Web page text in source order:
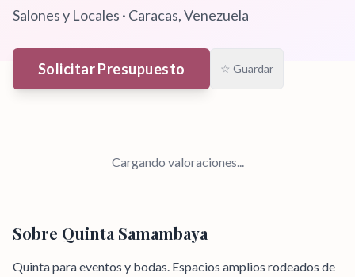
Salones y Locales · Caracas, Venezuela
Solicitar Presupuesto ☆ Guardar
Cargando valoraciones...
Sobre Quinta Samambaya
Quinta para eventos y bodas. Espacios amplios rodeados de